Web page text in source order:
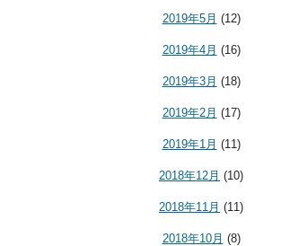
2019年5月 (12)
2019年4月 (16)
2019年3月 (18)
2019年2月 (17)
2019年1月 (11)
2018年12月 (10)
2018年11月 (11)
2018年10月 (8)